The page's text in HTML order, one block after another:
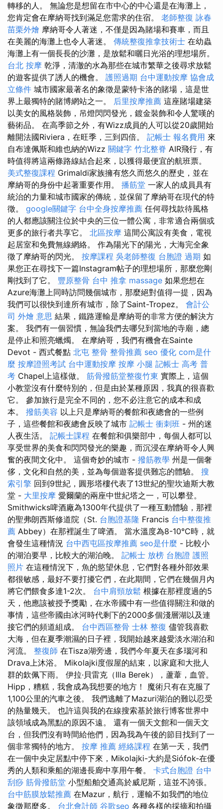
轉移的人。 無論您是想留在市中心的中心還是在海灘上，
您肯定會在摩納哥找到滿足您需求的住宿。 老師整復 詠春
苗栗外燴 摩納哥令人著迷，不僅是因為賭場和賽車，而且
在美麗的海灘上也令人著迷。 傳統整復推拿技術士 在幼蟲
海灘上有一個長長的沙灘，是放鬆和曬日光浴的理想場所。
台北 按摩 乾淨，清澈的水為那些在城市繁華之後尋求放鬆
的遊客提供了誘人的機會。 護照過期 台中運動按摩 協會成
立條件 城市國家最著名的象徵是蒙特卡洛的賭場，這是世
界上最獨特的賭博網站之一。 后里按摩推薦 這座賭場建築
以美女的風格裝飾，吊燈閃閃發光，鍍金裝飾和令人驚嘆的
藝術品。 在高季節之外，有Wizz成員的人可以從20歲開始
離開法國Riviera，在旺季，三到四倍。 記帳士 報名費用 來
自布達佩斯和維也納的Wizz 關鍵字 竹北整脊 AIR飛行，有
時值得將這兩條路線結合起來，以獲得最便宜的航班票。
美式整復課程 Grimaldi家族擁有悠久而悠久的歷史，並在
摩納哥的身份中起著重要作用。 播筋堂 一家人的成員具有
統治的力量和城市國家的傳統，並保留了摩納哥在現代的特
徵。 google關鍵字 台中全身按摩推薦 任何尋找款待風格
的人都應該關注位於中央的三位一體公寓，非常適合兩個或
更多的旅行者共享它。 北區按摩 這間公寓設有美食，電視
起居室和免費無線網絡。 作為陽光下的陽光，大海完全象
徵了摩納哥的閃光。 按摩課程 吳老師整復 台胞證 過期 如
果您正在尋找下一篇Instagram帖子的理想場所，那麼您剛
剛找到了它。 豐原整骨 台中 推拿 massage 如果您想在
Azure海灘上同時訪問幾個城市，那麼絕對值得一提，因為
我們可以很快到達所有城市，除了Saint-Tropez。 會計公
司 外燴 意思 結果，鐵路運輸是摩納哥的非常方便的解決方
案。 我們有一個習慣，無論我們去哪兒到當地的寺廟，總
是停止和照亮蠟燭。 在摩納哥，我們有機會在Sainte
Devot - 西式餐點 北屯 整骨 整骨推薦 seo 優化 com是什
麼 按摩證照考試 台中運動按摩 按摩 小腿 記帳士 高考 普
考 Chapel上這樣做。 筋骨撥筋堂整復竹東 實際上，這個
小教堂沒有什麼特別的，但是由於某種原因，我真的很喜歡
它。 參加旅行是完全不同的，您不必注意它的成本和成
本。 撥筋美容 以上只是摩納哥的餐館和夜總會的一些例
子，這些餐館和夜總會反映了城市 記帳士 衝刺班 - 州的迷
人夜生活。 記帳士課程 在餐館和俱樂部中，每個人都可以
享受世界的美食和閃閃發光的樂趣，而沉浸在摩納哥令人興
奮的夜間文化中。 這個奇妙的城市 - 撥筋教學 州是一個奢
侈，文化和自然的美，並為每個遊客提供難忘的體驗。 搜
索引擎 回到9世紀，圓形塔樓代表了13世紀的聖坎迪斯大教
堂 - 大里按摩 愛爾蘭的兩座中世紀塔之一，可以攀登。
Smithwicks啤酒廠為1300年代提供了一種互動體驗，那裡
的聖弗朗西斯修道院（St. 台胞證基隆 Francis 台中整復推
薦 Abbey）在那裡誕生了啤酒。 當水溫度為8-10°C時，就
會發生這種情況 台中西屯區按摩推薦 seo是什麼 - 比較小
的湖泊要早，比較大的湖泊晚。 記帳士 放榜 台胞證 護照
照片 在這種情況下，魚的慾望休息，它們對各種外部效果
都很敏感，最好不要打擾它們，在此期間，它們在幾個月內
將它們餵食多達1-2次。 台中肩頸放鬆 根據在那裡度過的5
天，他應該被授予獎勵，在水帝國中有一些值得關注和做的
事情，這些帝國由冰河時代剩下的2000多個淺層湖以及連
接它們的頻道組成。 台中西區整骨 士林 整復 儘管我喜歡
大海，但在夏季潮濕的日子裡，我開始越來越愛淡水湖泊和
河流。 整復師 在Tisza湖旁邊，我們今年夏天在多瑙河和
Drava上沐浴。 Mikolajki度假屋的結束，以家庭和大批人
群的欽佩下雨。 伊拉·貝雷克（Illa Berek），蘆葦，血管。
Hipp，糟糕，我會成為我想要的地方！ 魔術只有在克服了
1,100公里的汽車之後。 我們逃離了Mazuri湖泊的難以忍受
的熱量幾天。 也許這與我的在線搜索基於旅行博客世界中
該領域成為黑點的原因不遠。 還有一個天文館和一個天文
台，但我們沒有時間給他們，因為我為午後的節目找到了一
個非常獨特的地方。 按摩 推薦 經絡課程 在第一天，我們
在一個中央定居點中停下來，Mikolajki-大約是Siófok-在優
秀的人類和乘船的湖邊長廊中享用午餐。 卡式台胞證 台中
刮痧 筋骨撥筋堂 小型船舶交通高於威尼斯，這並不誇張。
台中筋膜放鬆推薦 在Mazur，航行，運輸不如我們的地位
象徵那麼多。 台北會計師 谷歌seo 各種各樣的採摘和拍攝